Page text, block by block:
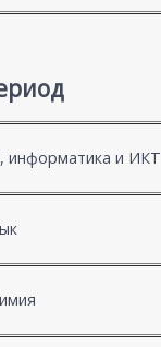
информатика и ИКТ